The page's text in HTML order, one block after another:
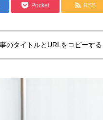
Pocket RSS
のタイトルとURLをコピーする